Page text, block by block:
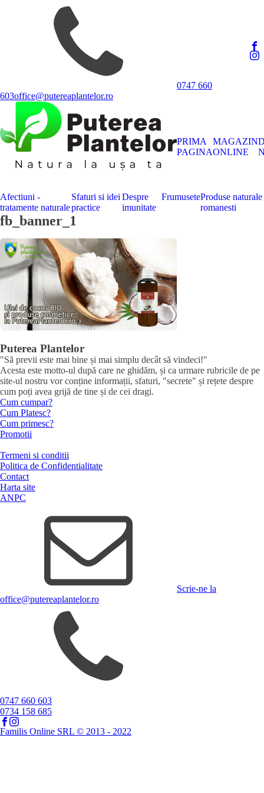
0747 660
603office@putereaplantelor.ro
PRIMA
PAGINA
MAGAZIN
ONLINE
Afectiuni -
tratamente naturale
Sfaturi si idei
practice
Despre
imunitate
FrumuseteProduse naturale
romanesti
fb_banner_1
Puterea Plantelor
"Să previi este mai bine și mai simplu decât să vindeci!"
Acesta este motto-ul după care ne ghidăm, și ca urmare rubricile de pe
site-ul nostru vor conține informații, sfaturi, "secrete" și rețete despre
cum poți avea grijă de tine și de cei dragi.
Cum cumpar?
Cum Platesc?
Cum primesc?
Promotii
Termeni si conditii
Politica de Confidentialitate
Contact
Harta site
ANPC
Scrie-ne la
office@putereaplantelor.ro
0747 660 603
0734 158 685
Familis Online SRL © 2013 - 2022